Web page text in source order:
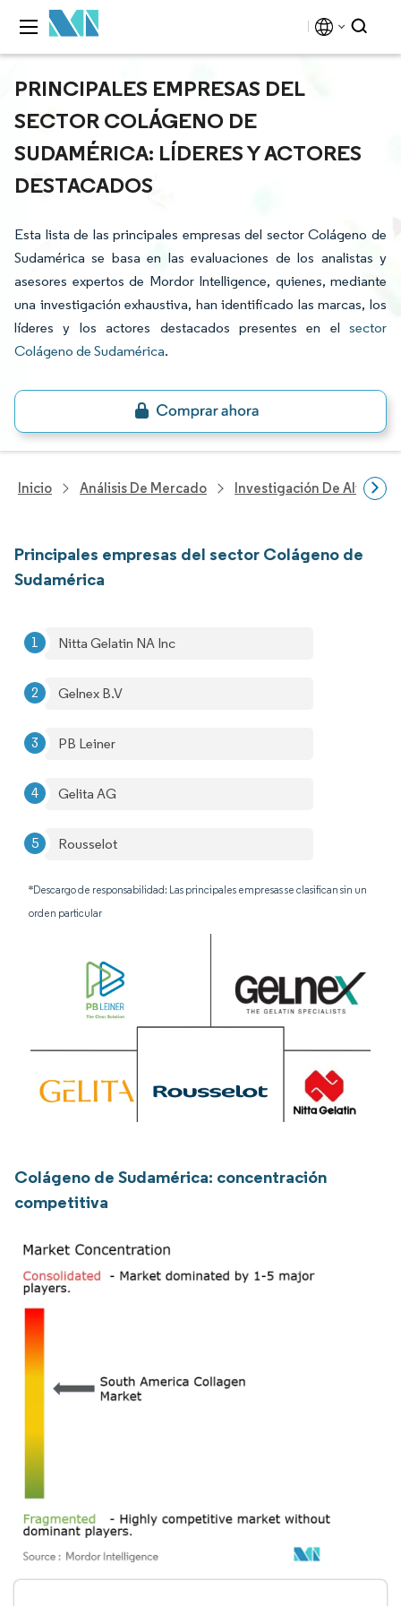
PRINCIPALES EMPRESAS DEL
SECTOR COLÁGENO DE
SUDAMÉRICA: LÍDERES Y ACTORES
DESTACADOS
Esta lista de las principales empresas del sector Colágeno de
Sudamérica se basa en las evaluaciones de los analistas y
asesores expertos de Mordor Intelligence, quienes, mediante
una investigación exhaustiva, han identificado las marcas, los
líderes y los actores destacados presentes en el sector
Colágeno de Sudamérica.
Inicio Análisis De Mercado Investigación De
Principales empresas del sector Colágeno de
Sudamérica
Nitta Gelatin NA Inc
Gelnex B.V
PB Leiner
Gelita AG
Rousselot
*Descargo de responsabilidad: Las principales empresas se clasifican sin un
orden particular
Colágeno de Sudamérica: concentración
competitiva